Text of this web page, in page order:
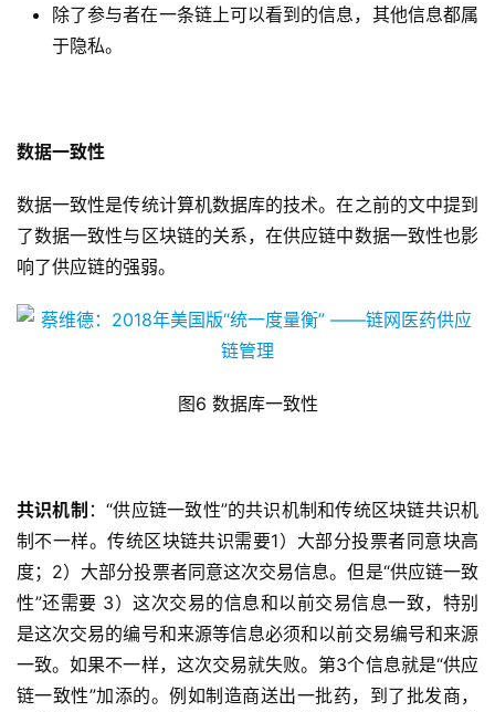
除了参与者在一条链上可以看到的信息，其他信息都属
于隐私。
数据一致性
数据一致性是传统计算机数据库的技术。在之前的文中提到
了数据一致性与区块链的关系，在供应链中数据一致性也影
响了供应链的强弱。
图6 数据库一致性
共识机制 ：“供应链一致性”的共识机制和传统区块链共识机
制不一样。传统区块链共识需要1）大部分投票者同意块高
度；2）大部分投票者同意这次交易信息。但是“供应链一致
性”还需要 3）这次交易的信息和以前交易信息一致，特别
是这次交易的编号和来源等信息必须和以前交易编号和来源
一致。如果不一样，这次交易就失败。第3个信息就是“供应
链一致性”加添的。例如制造商送出一批药，到了批发商，